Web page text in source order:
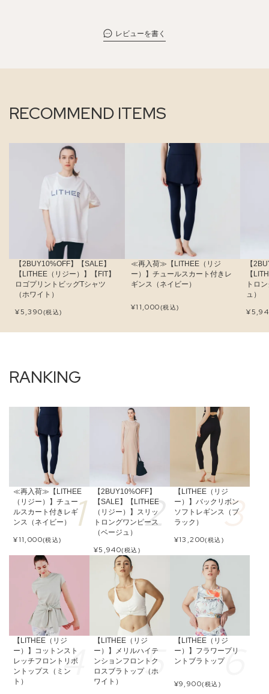
レビューを書く
RECOMMEND ITEMS
【2BUY10%OFF】【SALE】
【LITHEE（リジー）】【FIT】
ロゴプリントビッグTシャツ
（ホワイト）
¥5,390(税込)
≪再入荷≫【LITHEE（リジ
ー）】チュールスカート付きレ
ギンス（ネイビー）
¥11,000(税込)
【
【
トロ
ュ）
¥
≪再入荷≫【LITHEE
（リジー）】チュー
ルスカート付きレギ
ンス（ネイビー）
¥11,000(税込)
【2BUY10%OFF】
【SALE】【LITHEE
（リジー）】スリッ
トロングワンピース
（ベージュ）
¥5,940(税込)
【LITHEE（リジ
ー）】バックリボン
ソフトレギンス（ブ
ラック）
¥13,200(税込)
【LITHEE（リジ
ー）】コットンスト
レッチフロントリボ
ントップス（ミン
ト）
【LITHEE（リジ
ー）】メリルハイテ
ンションフロントク
ロスブラトップ（ホ
ワイト）
【LITHEE（リジ
ー）】フラワープリ
ントブラトップ
¥9,900(税込)